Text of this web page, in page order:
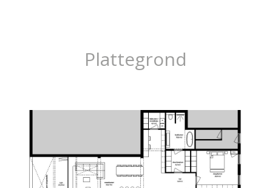
Plattegrond